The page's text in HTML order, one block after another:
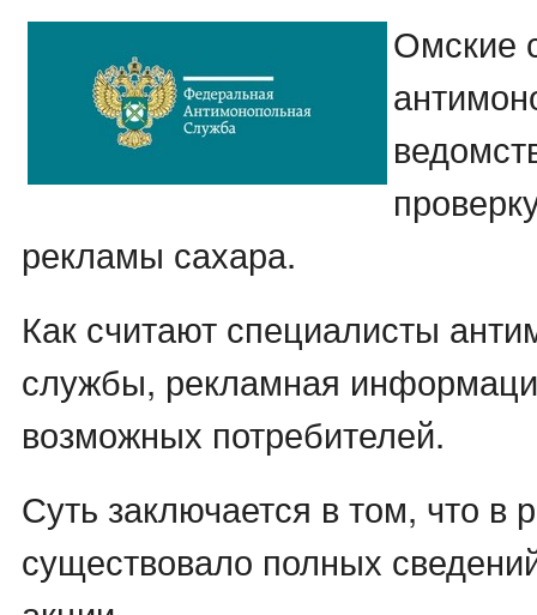
Омские
рекламы сахара.
Как считают специалисты
службы, рекламная
возможных потребителей.
Суть заключается в том, что в
существовало полных